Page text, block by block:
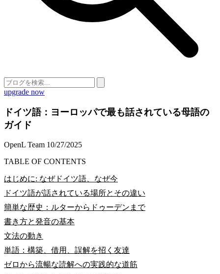
upgrade now
ドイツ語：ヨーロッパで最も話されている母語の
ガイド
OpenL Team 10/27/2025
TABLE OF CONTENTS
はじめに: なぜドイツ語、なぜ今
ドイツ語が話されている場所とその違い
簡単な歴史：ルターからドゥーデンまで
書き方と発音の基本
文法の動き
単語：構築、借用、誤解を招く友達
ゼロから流暢な読解への実践的な道筋